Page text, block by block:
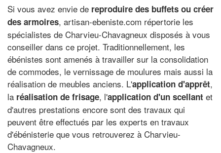
Si vous avez envie de reproduire des buffets ou créer
des armoires, artisan-ebeniste.com répertorie les
spécialistes de Charvieu-Chavagneux disposés à vous
conseiller dans ce projet. Traditionnellement, les
ébénistes sont amenés à travailler sur la consolidation
de commodes, le vernissage de moulures mais aussi la
réalisation de meubles anciens. L'application d'apprêt,
la réalisation de frisage, l'application d'un scellant et
d'autres prestations encore sont des travaux qui
peuvent être effectués par les experts en travaux
d'ébénisterie que vous retrouverez à Charvieu-
Chavagneux.